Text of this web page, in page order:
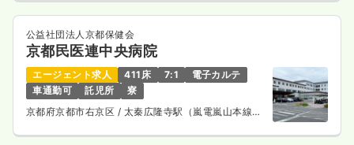
公益社団法人京都保健会
京都民医連中央病院
エージェント求人 411床 7:1
電子カルテ
車通勤可
託児所
寮
京都府京都市右京区 / 太秦広隆寺駅（嵐電嵐山本線）